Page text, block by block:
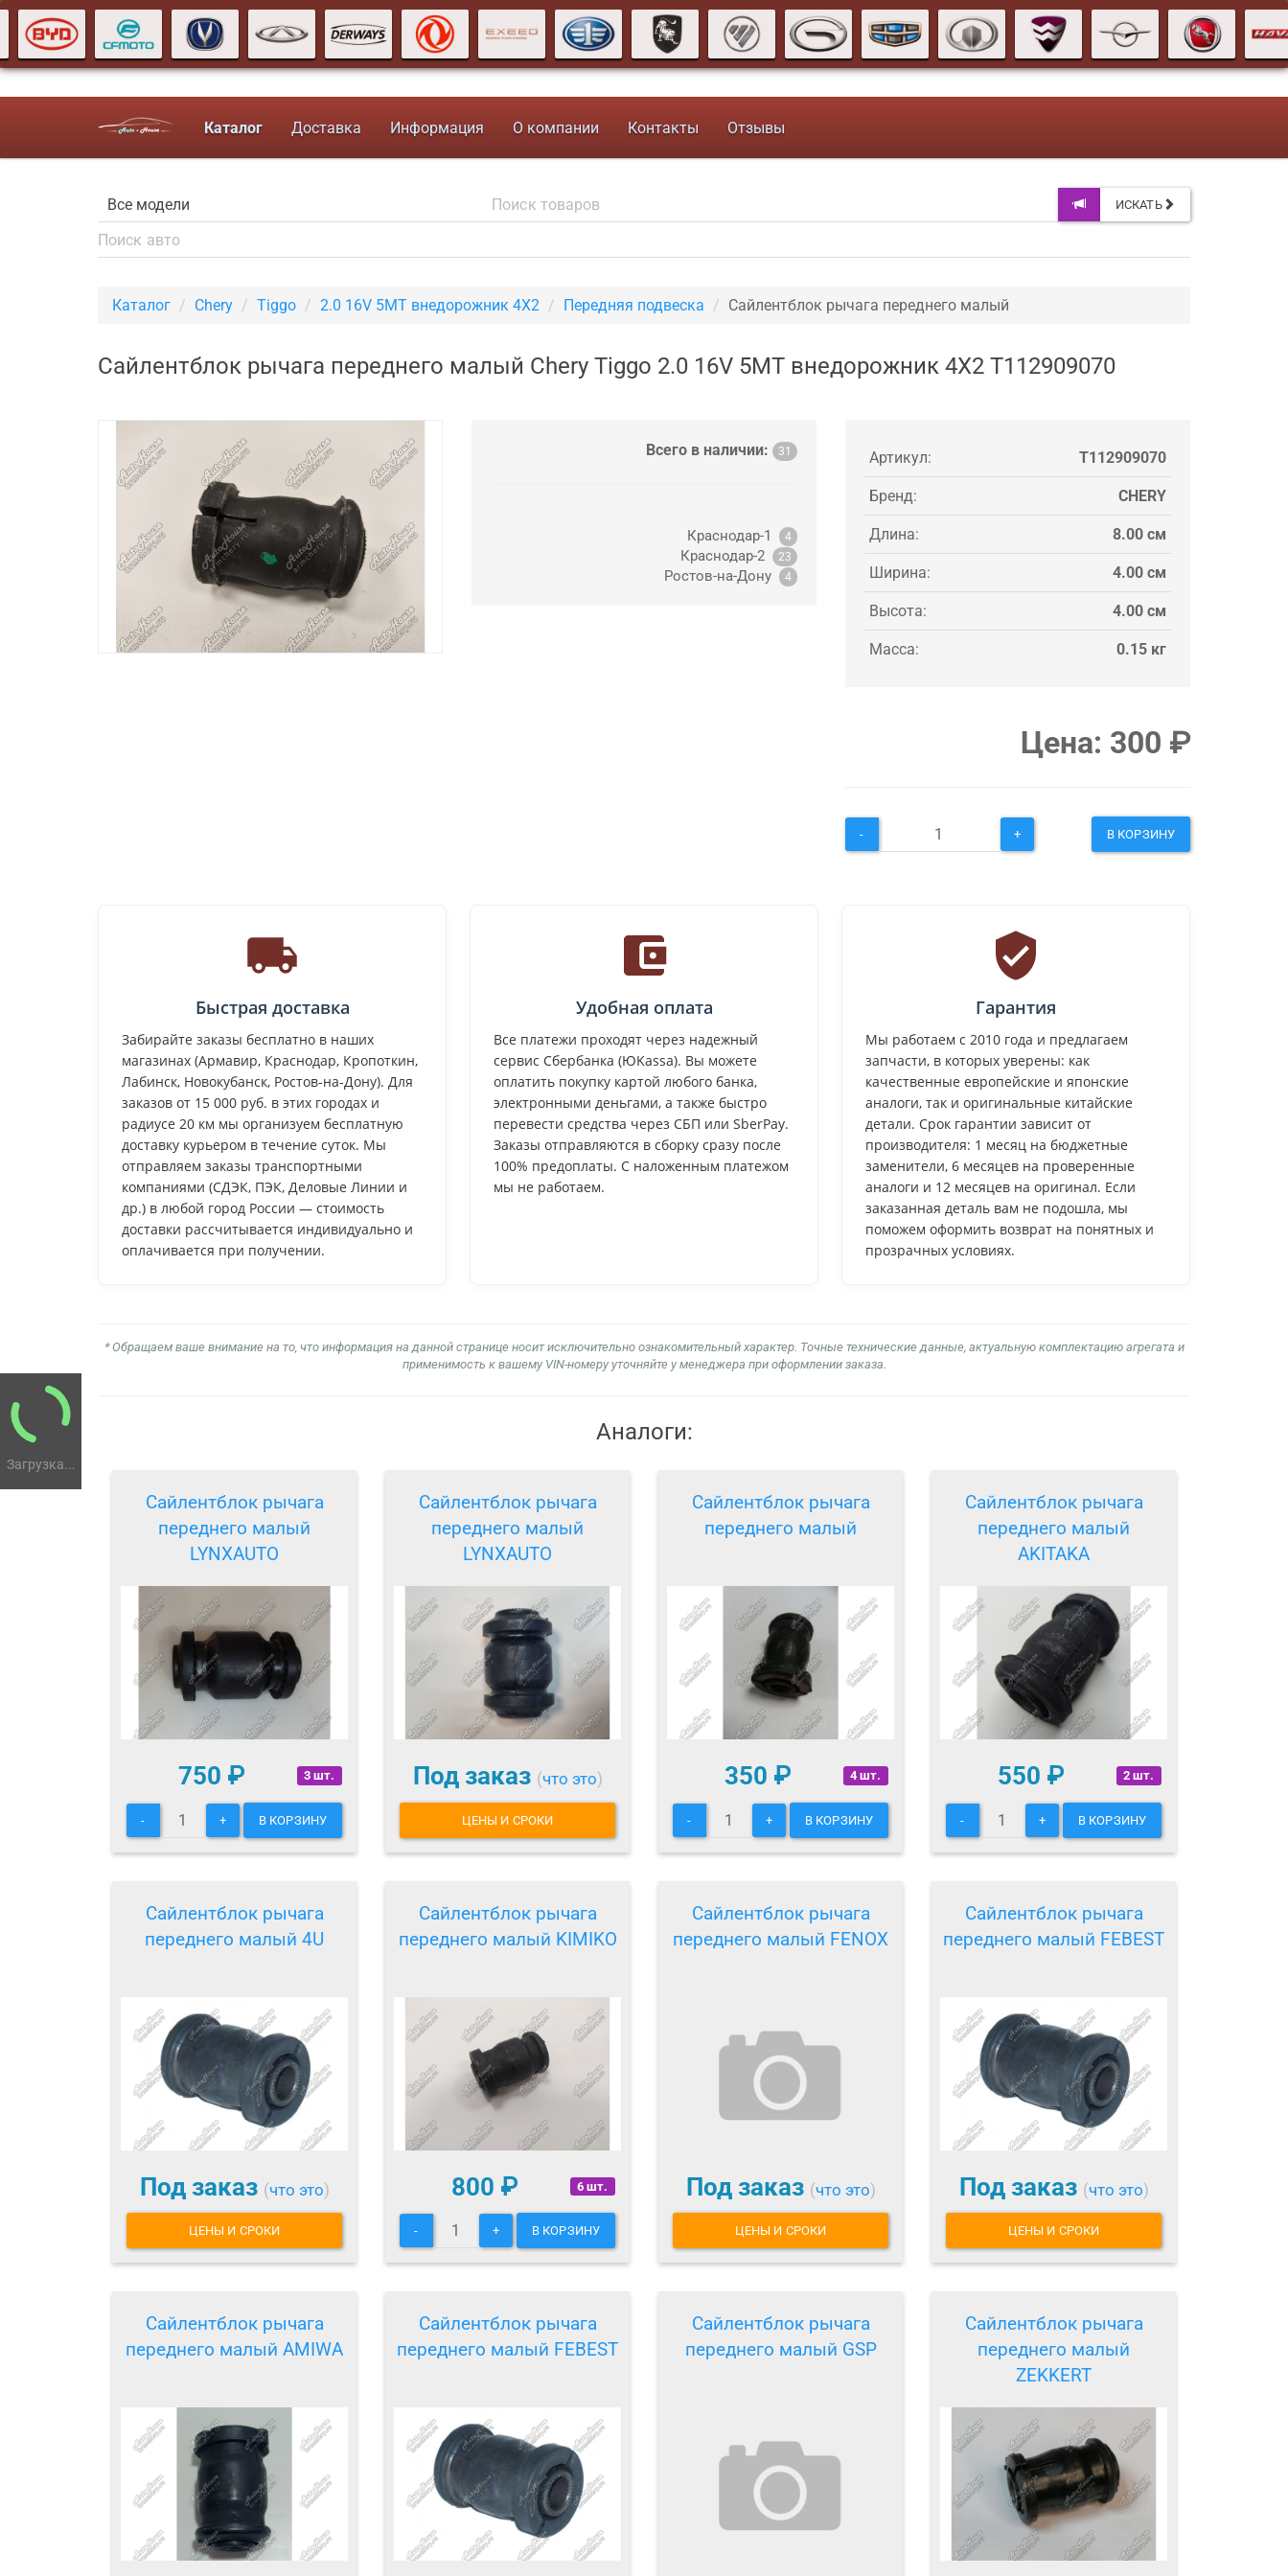
Загрузка...
Каталог Доставка Информация О компании Контакты Отзывы
ИСКАТЬ
Каталог Chery Tiggo 2.0 16V 5MT внедорожник 4X2 Передняя подвеска Сайлентблок рычага переднего малый
Сайлентблок рычага переднего малый Chery Tiggo 2.0 16V 5MT внедорожник 4X2 T112909070
Всего в наличии: 31
Краснодар-1 4
Краснодар-2 23
Ростов-на-Дону 4
Артикул: T112909070
Бренд: CHERY
Длина: 8.00 см
Ширина: 4.00 см
Высота: 4.00 см
Масса: 0.15 кг
Цена: 300 ₽
- + В КОРЗИНУ
Быстрая доставка
Забирайте заказы бесплатно в наших
магазинах (Армавир, Краснодар, Кропоткин,
Лабинск, Новокубанск, Ростов-на-Дону). Для
заказов от 15 000 руб. в этих городах и
радиусе 20 км мы организуем бесплатную
доставку курьером в течение суток. Мы
отправляем заказы транспортными
компаниями (СДЭК, ПЭК, Деловые Линии и
др.) в любой город России — стоимость
доставки рассчитывается индивидуально и
оплачивается при получении.
Удобная оплата
Все платежи проходят через надежный
сервис Сбербанка (ЮKassa). Вы можете
оплатить покупку картой любого банка,
электронными деньгами, а также быстро
перевести средства через СБП или SberPay.
Заказы отправляются в сборку сразу после
100% предоплаты. С наложенным платежом
мы не работаем.
Гарантия
Мы работаем с 2010 года и предлагаем
запчасти, в которых уверены: как
качественные европейские и японские
аналоги, так и оригинальные китайские
детали. Срок гарантии зависит от
производителя: 1 месяц на бюджетные
заменители, 6 месяцев на проверенные
аналоги и 12 месяцев на оригинал. Если
заказанная деталь вам не подошла, мы
поможем оформить возврат на понятных и
прозрачных условиях.
* Обращаем ваше внимание на то, что информация на данной странице носит исключительно ознакомительный характер. Точные технические данные, актуальную комплектацию агрегата и
применимость к вашему VIN-номеру уточняйте у менеджера при оформлении заказа.
Аналоги:
Сайлентблок рычага
переднего малый
LYNXAUTO
3 шт.
750 ₽
- + В КОРЗИНУ
Сайлентблок рычага
переднего малый
LYNXAUTO
Под заказ (что это)
ЦЕНЫ И СРОКИ
Сайлентблок рычага
переднего малый
4 шт.
350 ₽
- + В КОРЗИНУ
Сайлентблок рычага
переднего малый
AKITAKA
2 шт.
550 ₽
- + В КОРЗИНУ
Сайлентблок рычага
переднего малый 4U
Под заказ (что это)
ЦЕНЫ И СРОКИ
Сайлентблок рычага
переднего малый KIMIKO
6 шт.
800 ₽
- + В КОРЗИНУ
Сайлентблок рычага
переднего малый FENOX
Под заказ (что это)
ЦЕНЫ И СРОКИ
Сайлентблок рычага
переднего малый FEBEST
Под заказ (что это)
ЦЕНЫ И СРОКИ
Сайлентблок рычага
переднего малый AMIWA
Сайлентблок рычага
переднего малый FEBEST
Сайлентблок рычага
переднего малый GSP
Сайлентблок рычага
переднего малый
ZEKKERT